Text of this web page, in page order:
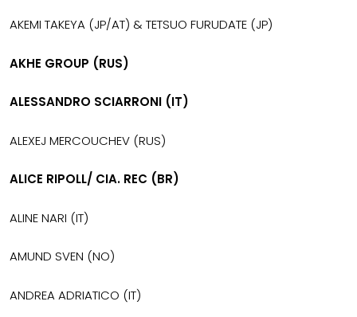
AKEMI TAKEYA (JP/AT) & TETSUO FURUDATE (JP)
AKHE GROUP (RUS)
ALESSANDRO SCIARRONI (IT)
ALEXEJ MERCOUCHEV (RUS)
ALICE RIPOLL/ CIA. REC (BR)
ALINE NARI (IT)
AMUND SVEN (NO)
ANDREA ADRIATICO (IT)